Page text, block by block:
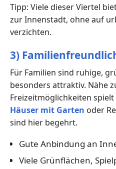
Tipp: Viele dieser Viertel
zur Innenstadt, ohne auf
verzichten.
3)
Für Familien sind ruhige,
besonders attraktiv. Nähe
Freizeitmöglichkeiten spielt
Häuser mit Garten oder
sind hier begehrt.
Gute Anbindung an
Viele Grünflächen,